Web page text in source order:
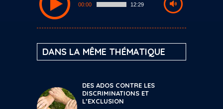
00:00 12:29
DANS LA MÊME THÉMATIQUE
DES ADOS CONTRE LES
DISCRIMINATIONS ET
L’EXCLUSION